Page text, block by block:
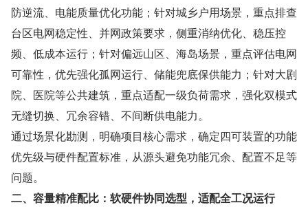
防逆流、电能质量优化功能；针对城乡户用场景，重点排查
台区电网稳定性、并网政策要求，侧重消纳优化、稳压控
频、低成本运行；针对偏远山区、海岛场景，重点评估电网
可靠性，优先强化孤网运行、储能兜底保供能力；针对大剧
院、医院等公共建筑，重点适配一级负荷需求，强化双模式
无缝切换、冗余容错、不间断供电能力。
通过场景化勘测，明确项目核心需求，确定四可装置的功能
优先级与硬件配置标准，从源头避免功能冗余、配置不足等
问题。
二、容量精准配比：软硬件协同选型，适配全工况运行